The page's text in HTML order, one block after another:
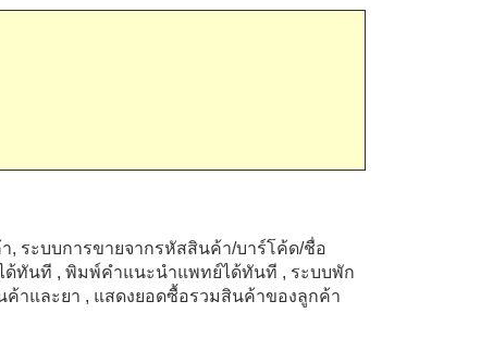
, ระบบการขายจากรหัสสินค้า/บาร์โค้ด/ชื่อ
ด้ทันที , พิมพ์คำแนะนำแพทย์ได้ทันที , ระบบพัก
ค้าและยา , แสดงยอดซื้อรวมสินค้าของลูกค้า